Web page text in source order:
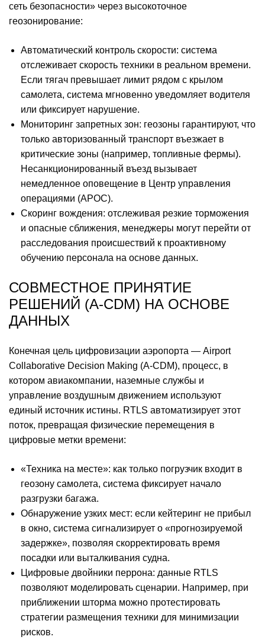
сеть безопасности» через высокоточное
геозонирование:
Автоматический контроль скорости: система
отслеживает скорость техники в реальном времени.
Если тягач превышает лимит рядом с крылом
самолета, система мгновенно уведомляет водителя
или фиксирует нарушение.
Мониторинг запретных зон: геозоны гарантируют, что
только авторизованный транспорт въезжает в
критические зоны (например, топливные фермы).
Несанкционированный въезд вызывает
немедленное оповещение в Центр управления
операциями (APOC).
Скоринг вождения: отслеживая резкие торможения
и опасные сближения, менеджеры могут перейти от
расследования происшествий к проактивному
обучению персонала на основе данных.
СОВМЕСТНОЕ ПРИНЯТИЕ
РЕШЕНИЙ (A-CDM) НА ОСНОВЕ
ДАННЫХ
Конечная цель цифровизации аэропорта — Airport
Collaborative Decision Making (A-CDM), процесс, в
котором авиакомпании, наземные службы и
управление воздушным движением используют
единый источник истины. RTLS автоматизирует этот
поток, превращая физические перемещения в
цифровые метки времени:
«Техника на месте»: как только погрузчик входит в
геозону самолета, система фиксирует начало
разгрузки багажа.
Обнаружение узких мест: если кейтеринг не прибыл
в окно, система сигнализирует о «прогнозируемой
задержке», позволяя скорректировать время
посадки или выталкивания судна.
Цифровые двойники перрона: данные RTLS
позволяют моделировать сценарии. Например, при
приближении шторма можно протестировать
стратегии размещения техники для минимизации
рисков.